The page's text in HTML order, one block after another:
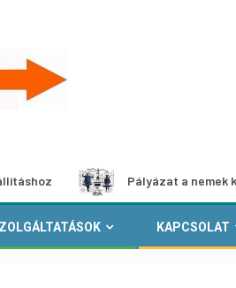
Pályázat a nemek közötti
KAPCSOLAT